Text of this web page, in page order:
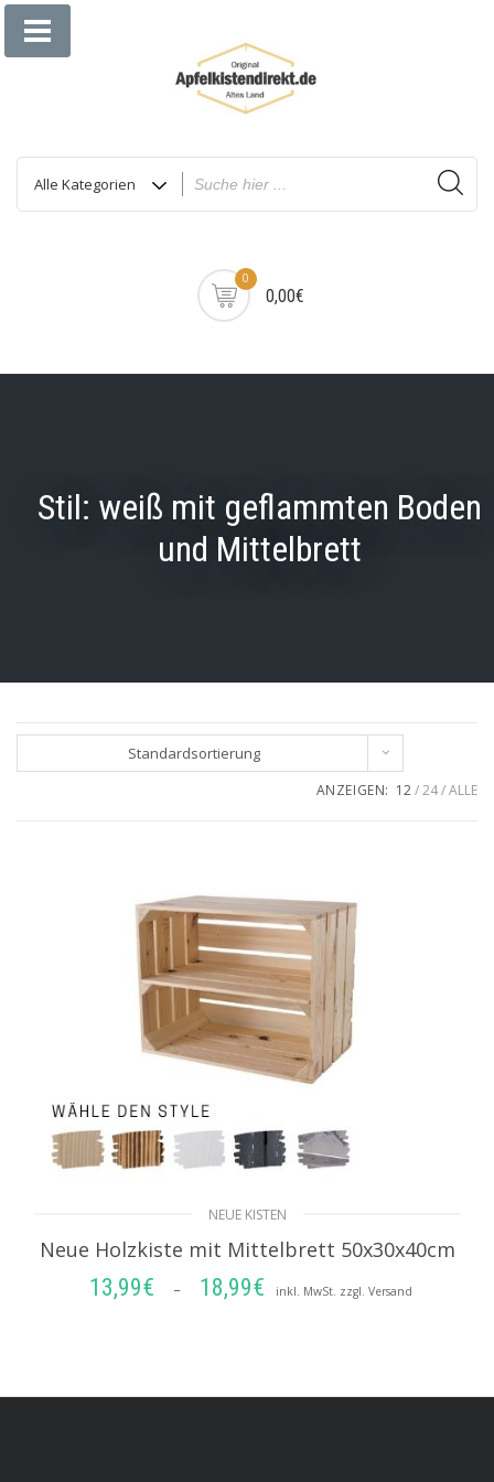
Zum
Inhalt
0
0,00€
Stil: weiß mit geflammten Boden
und Mittelbrett
Standardsortierung
ANZEIGEN: 12 24 ALLE
NEUE KISTEN
Neue Holzkiste mit Mittelbrett 50x30x40cm
13,99€ – 18,99€
Preisspanne:
inkl. MwSt. zzgl. Versand